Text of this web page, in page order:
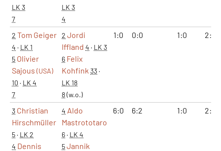
LK 3
7
LK 3
4
2 Tom Geiger
4 · LK 1
5 Olivier
Sajous (USA)
10 · LK 4
7
2 Jordi
Iffland 4 · LK 3
6 Felix
Kohfink 33·
LK 18
8(w.o.)
1:0 0:0 1:0 2:0
3 Christian
Hirschmüller
5· LK 2
4 Dennis
4 Aldo
Mastrototaro
6· LK 4
5Jannik
6:0 6:2 1:0 2:0